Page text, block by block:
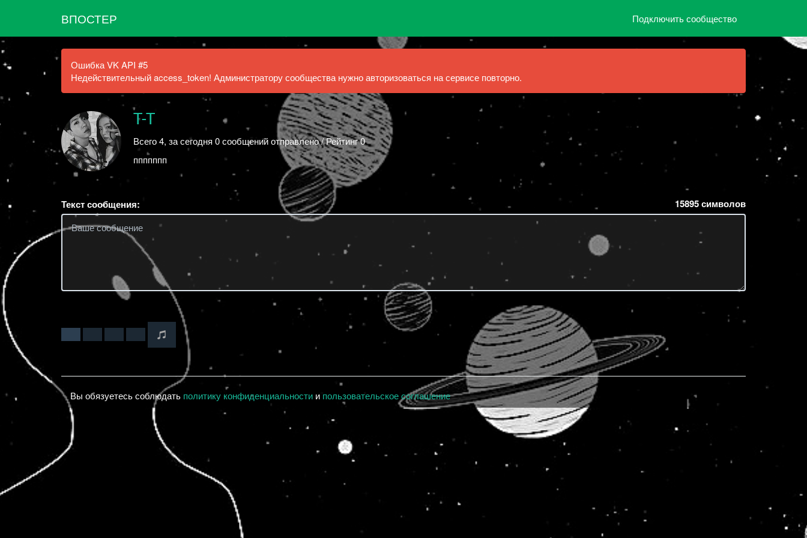
ВПОСТЕР Подключить сообщество
Ошибка VK API #5
Недействительный access_token! Администратору сообщества нужно авторизоваться на сервисе повторно.
Т-Т
Всего 4, за сегодня 0 сообщений отправлено / Рейтинг 0
ппппппп
Текст сообщения: 15895символов
Вы обязуетесь соблюдать политику конфиденциальности и пользовательское соглашение